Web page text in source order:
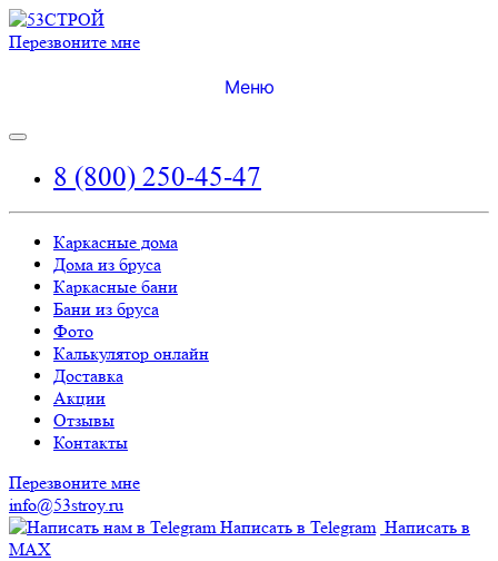
Перезвоните мне
Меню
8 (800) 250-45-47
Каркасные дома
Дома из бруса
Каркасные бани
Бани из бруса
Фото
Калькулятор онлайн
Доставка
Акции
Отзывы
Контакты
Перезвоните мне
info@53stroy.ru
Написать в Telegram Написать в
MAX